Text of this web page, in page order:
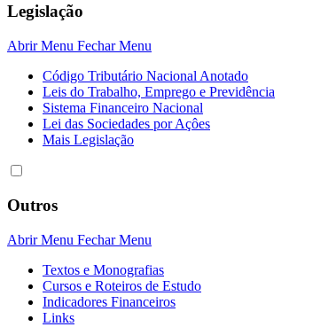
Legislação
Abrir Menu Fechar Menu
Código Tributário Nacional Anotado
Leis do Trabalho, Emprego e Previdência
Sistema Financeiro Nacional
Lei das Sociedades por Açôes
Mais Legislação
Outros
Abrir Menu Fechar Menu
Textos e Monografias
Cursos e Roteiros de Estudo
Indicadores Financeiros
Links